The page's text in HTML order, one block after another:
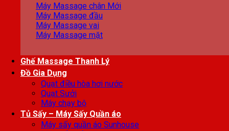
Máy Massage chân
Máy Massage đầu
Máy Massage vai
Máy Massage mặt
Ghế Massage Thanh Lý
Đồ Gia Dụng
Quạt điều hòa hơi nước
Quạt Sưởi
Máy chạy bộ
Tủ Sấy – Máy Sấy Quần áo
Máy sấy quần áo Sunhouse